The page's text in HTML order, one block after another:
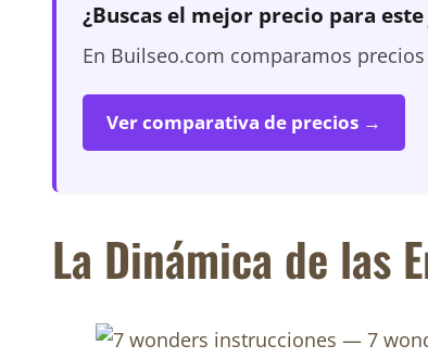
¿Buscas el mejor precio para
En Builseo.com comparamos
Ver comparativa de precios →
La Dinámica de las